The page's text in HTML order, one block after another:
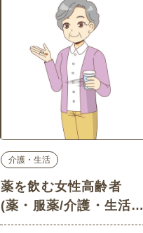
介護・生活
薬を飲む女性高齢者
(薬・服薬/介護・生活の
介護イラスト素材)